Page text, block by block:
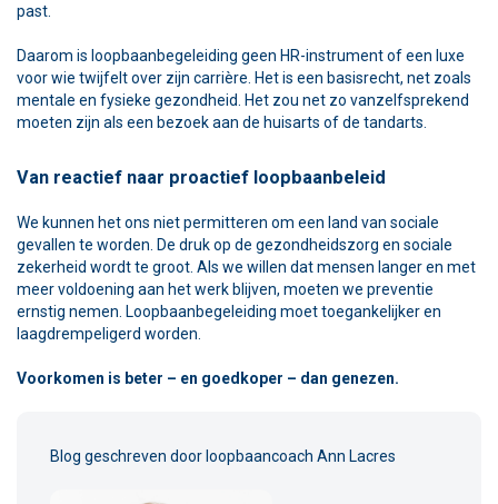
past.
Daarom is loopbaanbegeleiding geen HR-instrument of een luxe
voor wie twijfelt over zijn carrière. Het is een basisrecht, net zoals
mentale en fysieke gezondheid. Het zou net zo vanzelfsprekend
moeten zijn als een bezoek aan de huisarts of de tandarts.
Van reactief naar proactief loopbaanbeleid
We kunnen het ons niet permitteren om een land van sociale
gevallen te worden. De druk op de gezondheidszorg en sociale
zekerheid wordt te groot. Als we willen dat mensen langer en met
meer voldoening aan het werk blijven, moeten we preventie
ernstig nemen. Loopbaanbegeleiding moet toegankelijker en
laagdrempeligerd worden.
Voorkomen is beter – en goedkoper – dan genezen.
Blog geschreven door loopbaancoach Ann Lacres